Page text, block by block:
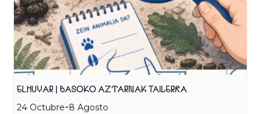
ELHUYAR | BASOKO AZTARNAK TAILERRA
24 Octubre-8 Agosto